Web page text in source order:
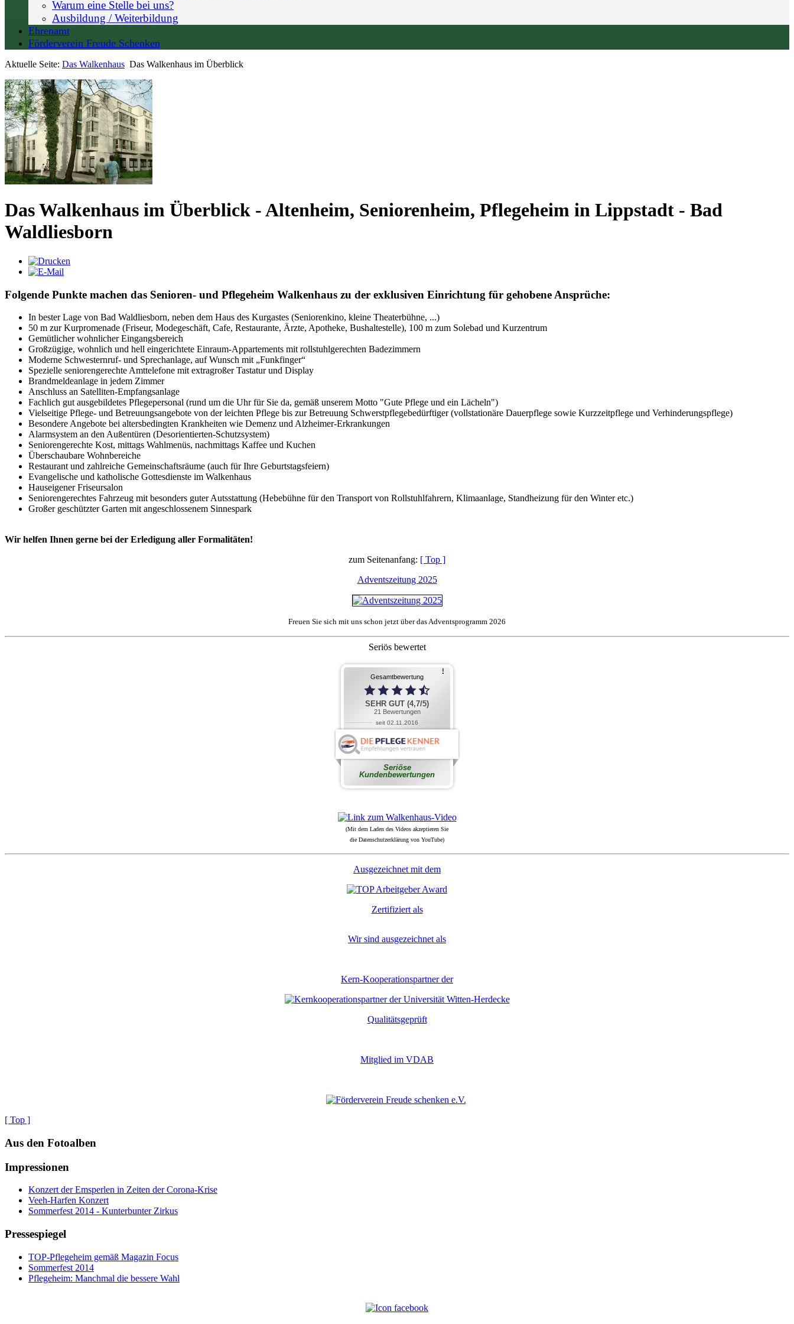
Warum eine Stelle bei uns?
Ausbildung / Weiterbildung
Ehrenamt
Förderverein Freude Schenken
Aktuelle Seite: Das Walkenhaus Das Walkenhaus im Überblick
Das Walkenhaus im Überblick - Altenheim, Seniorenheim, Pflegeheim in Lippstadt - Bad
Waldliesborn
Folgende Punkte machen das Senioren- und Pflegeheim Walkenhaus zu der exklusiven Einrichtung für gehobene Ansprüche:
In bester Lage von Bad Waldliesborn, neben dem Haus des Kurgastes (Seniorenkino, kleine Theaterbühne, ...)
50 m zur Kurpromenade (Friseur, Modegeschäft, Cafe, Restaurante, Ärzte, Apotheke, Bushaltestelle), 100 m zum Solebad und Kurzentrum
Gemütlicher wohnlicher Eingangsbereich
Großzügige, wohnlich und hell eingerichtete Einraum-Appartements mit rollstuhlgerechten Badezimmern
Moderne Schwesternruf- und Sprechanlage, auf Wunsch mit „Funkfinger“
Spezielle seniorengerechte Amttelefone mit extragroßer Tastatur und Display
Brandmeldeanlage in jedem Zimmer
Anschluss an Satelliten-Empfangsanlage
Fachlich gut ausgebildetes Pflegepersonal (rund um die Uhr für Sie da, gemäß unserem Motto "Gute Pflege und ein Lächeln")
Vielseitige Pflege- und Betreuungsangebote von der leichten Pflege bis zur Betreuung Schwerstpflegebedürftiger (vollstationäre Dauerpflege sowie Kurzzeitpflege und Verhinderungspflege)
Besondere Angebote bei altersbedingten Krankheiten wie Demenz und Alzheimer-Erkrankungen
Alarmsystem an den Außentüren (Desorientierten-Schutzsystem)
Seniorengerechte Kost, mittags Wahlmenüs, nachmittags Kaffee und Kuchen
Überschaubare Wohnbereiche
Restaurant und zahlreiche Gemeinschaftsräume (auch für Ihre Geburtstagsfeiern)
Evangelische und katholische Gottesdienste im Walkenhaus
Hauseigener Friseursalon
Seniorengerechtes Fahrzeug mit besonders guter Autsstattung (Hebebühne für den Transport von Rollstuhlfahrern, Klimaanlage, Standheizung für den Winter etc.)
Großer geschützter Garten mit angeschlossenem Sinnespark
Wir helfen Ihnen gerne bei der Erledigung aller Formalitäten!
zum Seitenanfang: [ Top ]
Adventszeitung 2025
Freuen Sie sich mit uns schon jetzt über das Adventsprogramm 2026
Seriös bewertet
(Mit dem Laden des Videos akzeptieren Sie
die Datenschutzerklärung von YouTube)
Ausgezeichnet mit dem
Zertifiziert als
Wir sind ausgezeichnet als
Kern-Kooperationspartner der
Qualitätsgeprüft
Mitglied im VDAB
[ Top ]
Aus den Fotoalben
Impressionen
Konzert der Emsperlen in Zeiten der Corona-Krise
Veeh-Harfen Konzert
Sommerfest 2014 - Kunterbunter Zirkus
Pressespiegel
TOP-Pflegeheim gemäß Magazin Focus
Sommerfest 2014
Pflegeheim: Manchmal die bessere Wahl